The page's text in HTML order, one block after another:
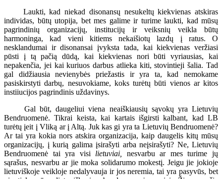
Laukti, kad niekad disonansų nesukeltų kiekvienas atskiras
individas, būtų utopija, bet mes galime ir turime laukti, kad mūsų
pagrindinių organizacijų, institucijų ir veiksnių veikla būtų
harmoninga, kad vieni kitiems nekaišiotų lazdų į ratus. O
nesklandumai ir disonansai įvyksta tada, kai kiekvienas veržiasi
pūsti į tą pačią dūdą, kai kiekvienas nori būti vyriausias, kai
nepakenčia, jei kai kuriuos darbus atlieka kiti, stovintieji šalia. Tad
gal didžiausia nevienybės priežastis ir yra ta, kad nemokame
pasiskirstyti darbų, nesuvokiame, koks turėtų būti vienos ar kitos
instiiucijos pagrindinis uždavinys.
Gal būt, daugeliui viena neaiškiausių sąvokų yra Lietuvių
Bendruomenė. Tikrai keista, kai kartais išgirsti kalbant, kad LB
turėtų įeit į Vliką ar į Altą. Juk kas gi yra ta Lietuvių Bendruomenė?
Ar tai yra kokia nors atskira organizacija, kaip daugelis kitų mūsų
organizacijų, į kurią galima įsirašyti arba neįsirašyti? Ne, Lietuvių
Bendruomenė tai yra visi lietuviai, nesvarbu ar mes turime jų
sąrašus, nesvarbu ar jie moka solidarumo mokestį. Jeigu jie jokioje
lietuviškoje veikloje nedalyvauja ir jos neremia, tai yra pasyvūs, bet